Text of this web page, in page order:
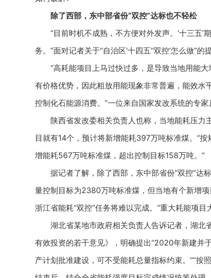
除了西部，东中部省份“双控”达标也不轻松
“目前时机不成熟，不方便对外发声。‘十三五’
务。”面对记者关于“自治区‘十四五’‘双控’怎么做”
“高耗能项目上马过快过多，是导致当地用能大
有价格优势，因此粗放用能现象非常普遍，能效
控制化石能源消费。”一位来自国家发改系统的专家
陕西省发改委相关负责人也称，当地能耗压力
目就有14个，预计将新增能耗397万吨标准煤。“
增能耗567万吨标准煤，超出控制目标158万吨。”
据记者了解，除了西部，东中部省份“双控”达
量控制目标为2380万吨标准煤，但当地有个新增
浙江省能耗“双控”任务将难以完成。“重大耗能项
湖北省某地市政府相关负责人告诉记者，湖北
有效投资的若干意见》，明确提出“2020年新建并
产计划批准建设，可不受能耗总量指标约束。”“按